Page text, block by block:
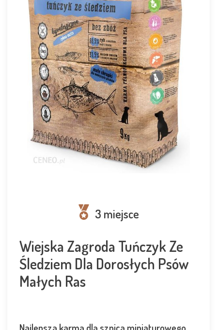
3 miejsce
Wiejska Zagroda Tuńczyk Ze
Śledziem Dla Dorosłych Psów
Małych Ras